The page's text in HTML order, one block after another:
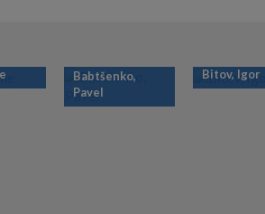
Babtšenko,
Pavel
Bitov, Igor